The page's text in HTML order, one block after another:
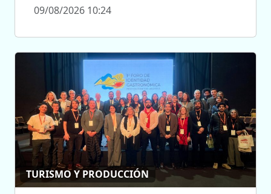
09/08/2026 10:24
TURISMO Y PRODUCCIÓN